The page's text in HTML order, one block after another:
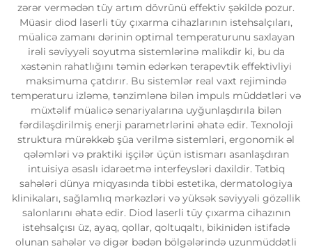
zərər vermədən tüy artım dövrünü effektiv şəkildə pozur.
Müasir diod laserli tüy çıxarma cihazlarının istehsalçıları,
müalicə zamanı dərinin optimal temperaturunu saxlayan
irəli səviyyəli soyutma sistemlərinə malikdir ki, bu da
xəstənin rahatlığını təmin edərkən terapevtik effektivliyi
maksimuma çatdırır. Bu sistemlər real vaxt rejimində
temperaturu izləmə, tənzimlənə bilən impuls müddətləri və
müxtəlif müalicə senariyalarına uyğunlaşdırıla bilən
fərdiləşdirilmiş enerji parametrlərini əhatə edir. Texnoloji
struktura mürəkkəb şüa verilmə sistemləri, ergonomik əl
qələmləri və praktiki işçilər üçün istismarı asanlaşdıran
intuisiya əsaslı idarəetmə interfeysləri daxildir. Tətbiq
sahələri dünya miqyasında tibbi estetika, dermatologiya
klinikaları, sağlamlıq mərkəzləri və yüksək səviyyəli gözəllik
salonlarını əhatə edir. Diod laserli tüy çıxarma cihazının
istehsalçısı üz, ayaq, qollar, qoltuqaltı, bikinidən istifadə
olunan sahələr və digər bədən bölgələrində uzunmüddətli